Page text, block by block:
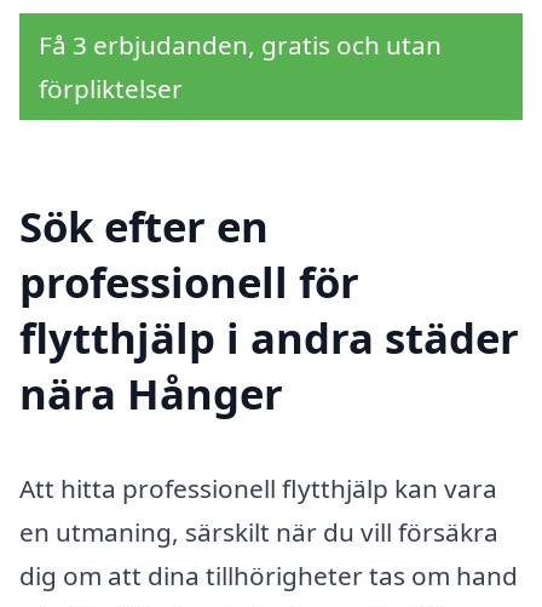
Få 3 erbjudanden, gratis och utan
förpliktelser
Sök efter en
professionell för
flytthjälp i andra städer
nära Hånger
Att hitta professionell flytthjälp kan vara
en utmaning, särskilt när du vill försäkra
dig om att dina tillhörigheter tas om hand